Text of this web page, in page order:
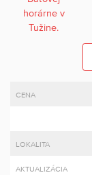
CENA
LOKALITA
AKTUALIZÁCIA